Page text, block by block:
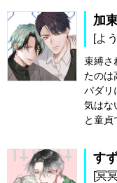
加
[よ
束縛さ
たのは
パダリ
気はな
と童貞
す
[冥